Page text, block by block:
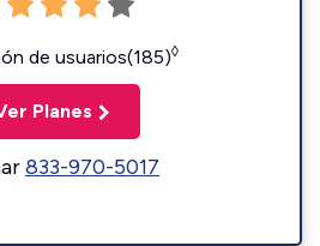
de usuarios(185)◊
Planes
833-970-5017